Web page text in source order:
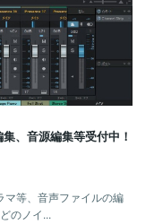
、音源編集等受付中！
マ等、音声ファイルの編
のノイ...